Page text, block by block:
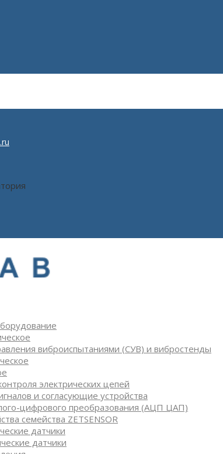
виброиспытаниями (СУВ) и вибростенды
электрических цепей
и согласующие устройства
цифрового преобразования (АЦП ЦАП)
семейства ZETSENSOR
датчики
датчики